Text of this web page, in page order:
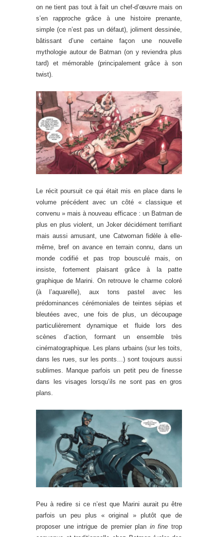
on ne tient pas tout à fait un chef-d’œuvre mais on
s’en rapproche grâce à une histoire prenante,
simple (ce n’est pas un défaut), joliment dessinée,
bâtissant d’une certaine façon une nouvelle
mythologie autour de Batman (on y reviendra plus
tard) et mémorable (principalement grâce à son
twist).
Le récit poursuit ce qui était mis en place dans le
volume précédent avec un côté « classique et
convenu » mais à nouveau efficace : un Batman de
plus en plus violent, un Joker décidément terrifiant
mais aussi amusant, une Catwoman fidèle à elle-
même, bref on avance en terrain connu, dans un
monde codifié et pas trop bousculé mais, on
insiste, fortement plaisant grâce à la patte
graphique de Marini. On retrouve le charme coloré
(à l’aquarelle), aux tons pastel avec les
prédominances cérémoniales de teintes sépias et
bleutées avec, une fois de plus, un découpage
particulièrement dynamique et fluide lors des
scènes d’action, formant un ensemble très
cinématographique. Les plans urbains (sur les toits,
dans les rues, sur les ponts…) sont toujours aussi
sublimes. Manque parfois un petit peu de finesse
dans les visages lorsqu’ils ne sont pas en gros
plans.
Peu à redire si ce n’est que Marini aurait pu être
parfois un peu plus « original » plutôt que de
proposer une intrigue de premier plan in fine trop